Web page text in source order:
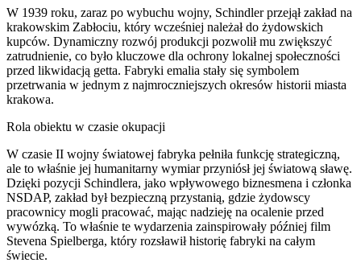
W 1939 roku, zaraz po wybuchu wojny, Schindler przejął zakład na
krakowskim Zabłociu, który wcześniej należał do żydowskich
kupców. Dynamiczny rozwój produkcji pozwolił mu zwiększyć
zatrudnienie, co było kluczowe dla ochrony lokalnej społeczności
przed likwidacją getta. Fabryki emalia stały się symbolem
przetrwania w jednym z najmroczniejszych okresów historii miasta
krakowa.
Rola obiektu w czasie okupacji
W czasie II wojny światowej fabryka pełniła funkcję strategiczną,
ale to właśnie jej humanitarny wymiar przyniósł jej światową sławę.
Dzięki pozycji Schindlera, jako wpływowego biznesmena i członka
NSDAP, zakład był bezpieczną przystanią, gdzie żydowscy
pracownicy mogli pracować, mając nadzieję na ocalenie przed
wywózką. To właśnie te wydarzenia zainspirowały później film
Stevena Spielberga, który rozsławił historię fabryki na całym
świecie.